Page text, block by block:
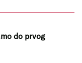
do prvog